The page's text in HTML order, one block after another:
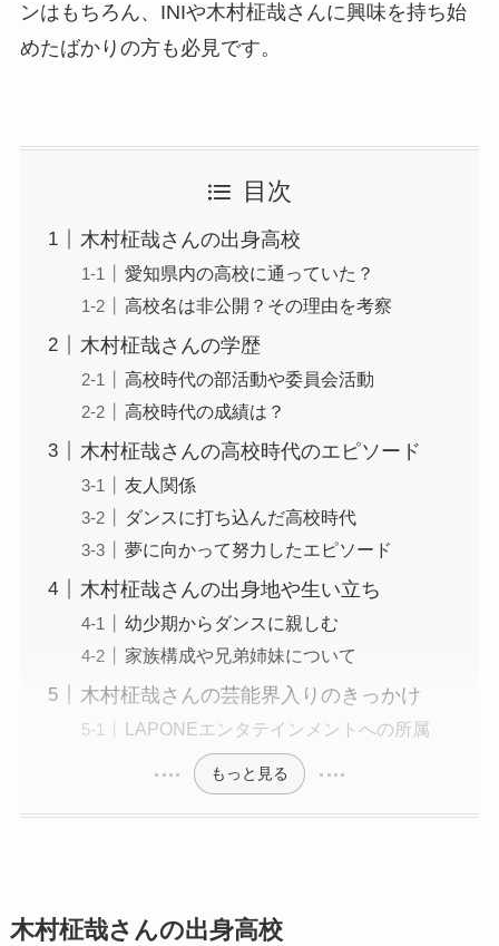
ンはもちろん、INIや木村柾哉さんに興味を持ち始
めたばかりの方も必見です。
目次
木村柾哉さんの出身高校
愛知県内の高校に通っていた？
高校名は非公開？その理由を考察
木村柾哉さんの学歴
高校時代の部活動や委員会活動
高校時代の成績は？
木村柾哉さんの高校時代のエピソード
友人関係
ダンスに打ち込んだ高校時代
夢に向かって努力したエピソード
木村柾哉さんの出身地や生い立ち
幼少期からダンスに親しむ
家族構成や兄弟姉妹について
木村柾哉さんの芸能界入りのきっかけ
LAPONEエンタテインメントへの所属
もっと見る
木村柾哉さんの出身高校